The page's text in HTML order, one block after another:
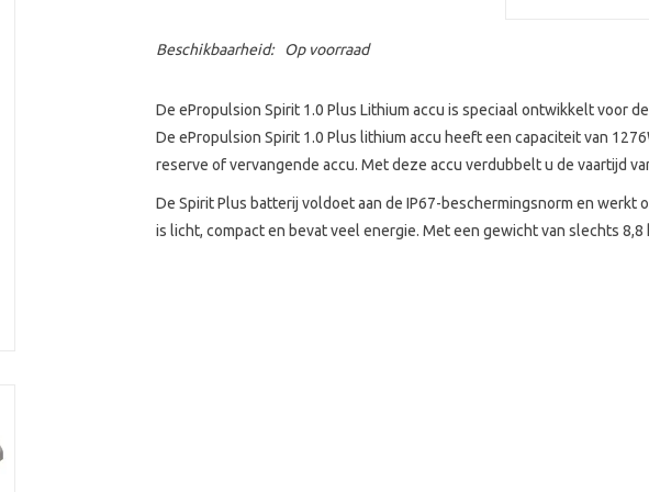
Beschikbaarheid: Op voorraad
De ePropulsion Spirit 1.0 Plus Lithium accu is speciaal ontwikkelt voor
De ePropulsion Spirit 1.0 Plus lithium accu heeft een capaciteit van
reserve of vervangende accu. Met deze accu verdubbelt u de vaartijd
De Spirit Plus batterij voldoet aan de IP67-beschermingsnorm en werkt
is licht, compact en bevat veel energie. Met een gewicht van slechts 8,8